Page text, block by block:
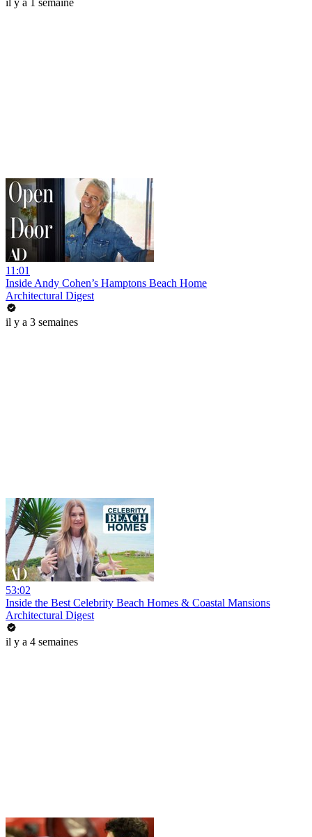
il y a 1 semaine
11:01
Inside Andy Cohen’s Hamptons Beach Home
Architectural Digest
il y a 3 semaines
53:02
Inside the Best Celebrity Beach Homes & Coastal Mansions
Architectural Digest
il y a 4 semaines